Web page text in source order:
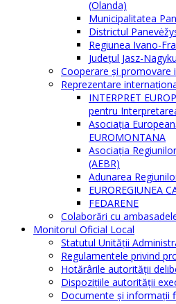
(Olanda)
Municipalitatea
Districtul
Regiunea Ivano-
Judeţul Jasz-
Cooperare şi promovare
Reprezentare
INTERPRET
pentru
Asociația
EUROMONTANA
Asociația
(AEBR)
Adunarea
EUROREGIUNEA
FEDARENE
Colaborări cu
Monitorul Oficial Local
Statutul Unităţii
Regulamentele privind
Hotărârile autorităţii
Dispoziţiile autorităţii
Documente şi informaţii